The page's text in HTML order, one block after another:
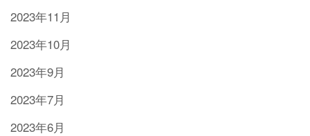
2023年11月
2023年10月
2023年9月
2023年7月
2023年6月